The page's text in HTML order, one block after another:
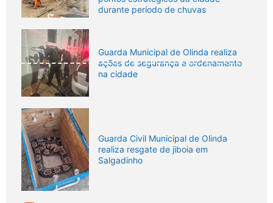
durante período de chuvas
Guarda Municipal de Olinda realiza
ações de segurança e ordenamento
na cidade
Guarda Civil Municipal de Olinda
realiza resgate de jiboia em
Salgadinho